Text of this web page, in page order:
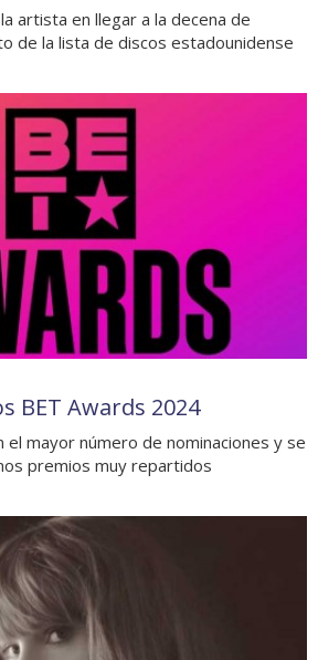
artista en llegar a la decena de
de la lista de discos estadounidense
BET Awards 2024
el mayor número de nominaciones y se
premios muy repartidos